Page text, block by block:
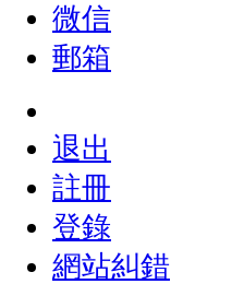
微信
郵箱
退出
註冊
登錄
網站糾錯